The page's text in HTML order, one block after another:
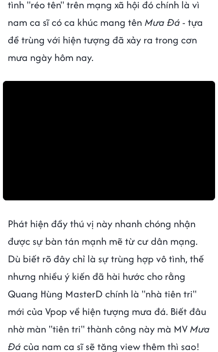
tình "réo tên" trên mạng xã hội đó chính là vì
nam ca sĩ có ca khúc mang tên Mưa Đá- tựa
đề trùng với hiện tượng đã xảy ra trong cơn
mưa ngày hôm nay.
Phát hiện đầy thú vị này nhanh chóng nhận
được sự bàn tán mạnh mẽ từ cư dân mạng.
Dù biết rõ đây chỉ là sự trùng hợp vô tình, thế
nhưng nhiều ý kiến đã hài hước cho rằng
Quang Hùng MasterD chính là "nhà tiên tri"
mới của Vpop về hiện tượng mưa đá. Biết đâu
nhờ màn "tiên tri" thành công này mà MV Mưa
Đácủa nam ca sĩ sẽ tăng view thêm thì sao!